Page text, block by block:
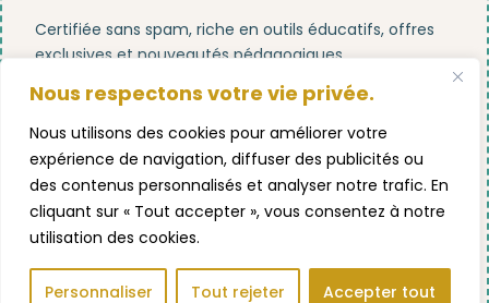
Nous respectons votre vie privée.
Nous utilisons des cookies pour améliorer votre
expérience de navigation, diffuser des publicités ou
des contenus personnalisés et analyser notre trafic. En
cliquant sur « Tout accepter », vous consentez à notre
utilisation des cookies.
Personnaliser Tout rejeter Accepter tout
Certifiée sans spam, riche en outils éducatifs, offres
exclusives et nouveautés pédagogiques.
S'abonner maintenant !
POINTU ® MONTESSORI ! FACEBOOK